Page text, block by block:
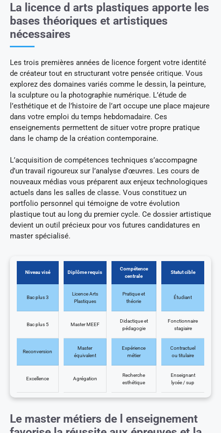
La licence d arts plastiques apporte les
bases théoriques et artistiques
nécessaires
Les trois premières années de licence forgent votre identité
de créateur tout en structurant votre pensée critique. Vous
explorez des domaines variés comme le dessin, la peinture,
la sculpture ou la photographie numérique. L’étude de
l’esthétique et de l’histoire de l’art occupe une place majeure
dans votre emploi du temps hebdomadaire. Ces
enseignements permettent de situer votre propre pratique
dans le champ de la création contemporaine.
L’acquisition de compétences techniques s’accompagne
d’un travail rigoureux sur l’analyse d’œuvres. Les cours de
nouveaux médias vous préparent aux enjeux technologiques
actuels dans les salles de classe. Vous constituez un
portfolio personnel qui témoigne de votre évolution
plastique tout au long du premier cycle. Ce dossier artistique
devient un outil précieux pour vos futures candidatures en
master spécialisé.
Niveau visé Diplôme requis
Compétence
centrale
Statut cible
Bac plus 3
Licence Arts
Plastiques
Pratique et
théorie
Étudiant
Bac plus 5 Master MEEF
Didactique et
pédagogie
Fonctionnaire
stagiaire
Reconversion
Master
équivalent
Expérience
métier
Contractuel
ou titulaire
Excellence Agrégation
Recherche
esthétique
Enseignant
lycée / sup
Le master métiers de l enseignement